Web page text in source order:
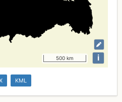
500 km i
KML